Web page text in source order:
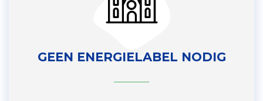
GEEN ENERGIELABEL NODIG